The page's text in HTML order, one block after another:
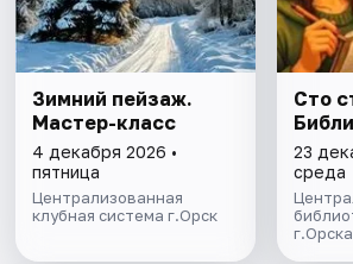
Зимний пейзаж.
Мастер-класс
4 декабря 2026 •
пятница
Централизованная
клубная система г.Орск
Сто
23
среда
г.Орска